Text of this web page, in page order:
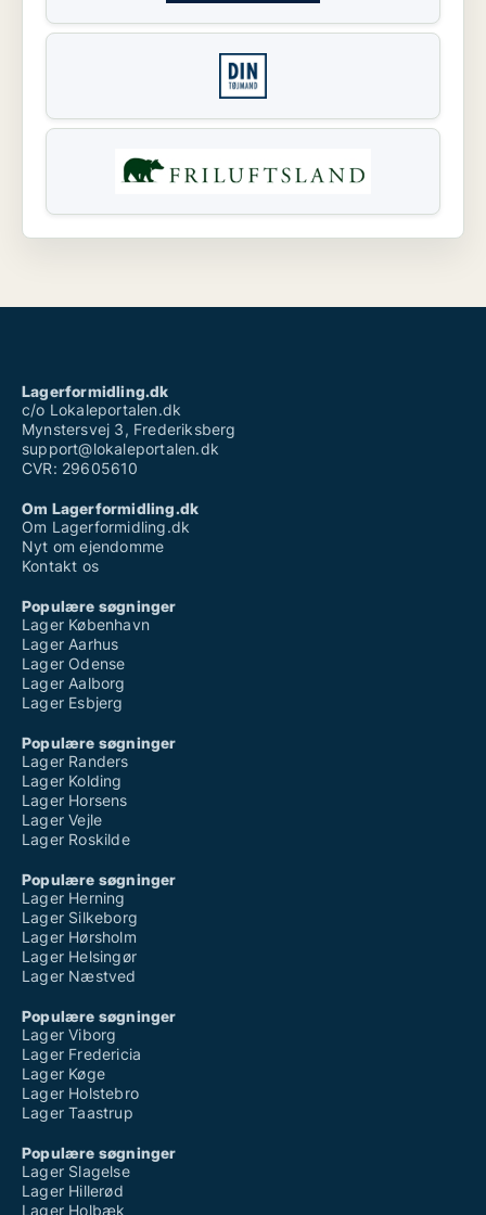
Lagerformidling.dk
c/o Lokaleportalen.dk
Mynstersvej 3, Frederiksberg
support@lokaleportalen.dk
CVR: 29605610
Om Lagerformidling.dk
Om Lagerformidling.dk
Nyt om ejendomme
Kontakt os
Populære søgninger
Lager København
Lager Aarhus
Lager Odense
Lager Aalborg
Lager Esbjerg
Populære søgninger
Lager Randers
Lager Kolding
Lager Horsens
Lager Vejle
Lager Roskilde
Populære søgninger
Lager Herning
Lager Silkeborg
Lager Hørsholm
Lager Helsingør
Lager Næstved
Populære søgninger
Lager Viborg
Lager Fredericia
Lager Køge
Lager Holstebro
Lager Taastrup
Populære søgninger
Lager Slagelse
Lager Hillerød
Lager Holbæk